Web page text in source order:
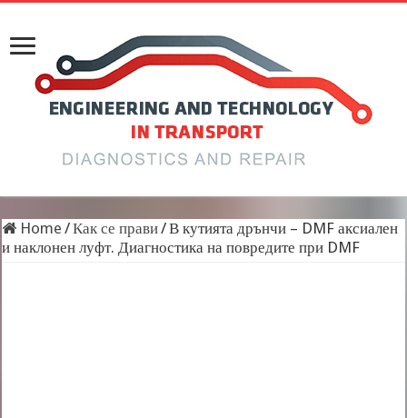
Home /Как се прави/В кутията дрънчи – DMF аксиален
и наклонен луфт. Диагностика на повредите при DMF